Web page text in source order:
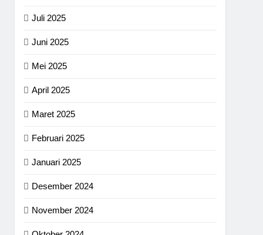
Juli 2025
Juni 2025
Mei 2025
April 2025
Maret 2025
Februari 2025
Januari 2025
Desember 2024
November 2024